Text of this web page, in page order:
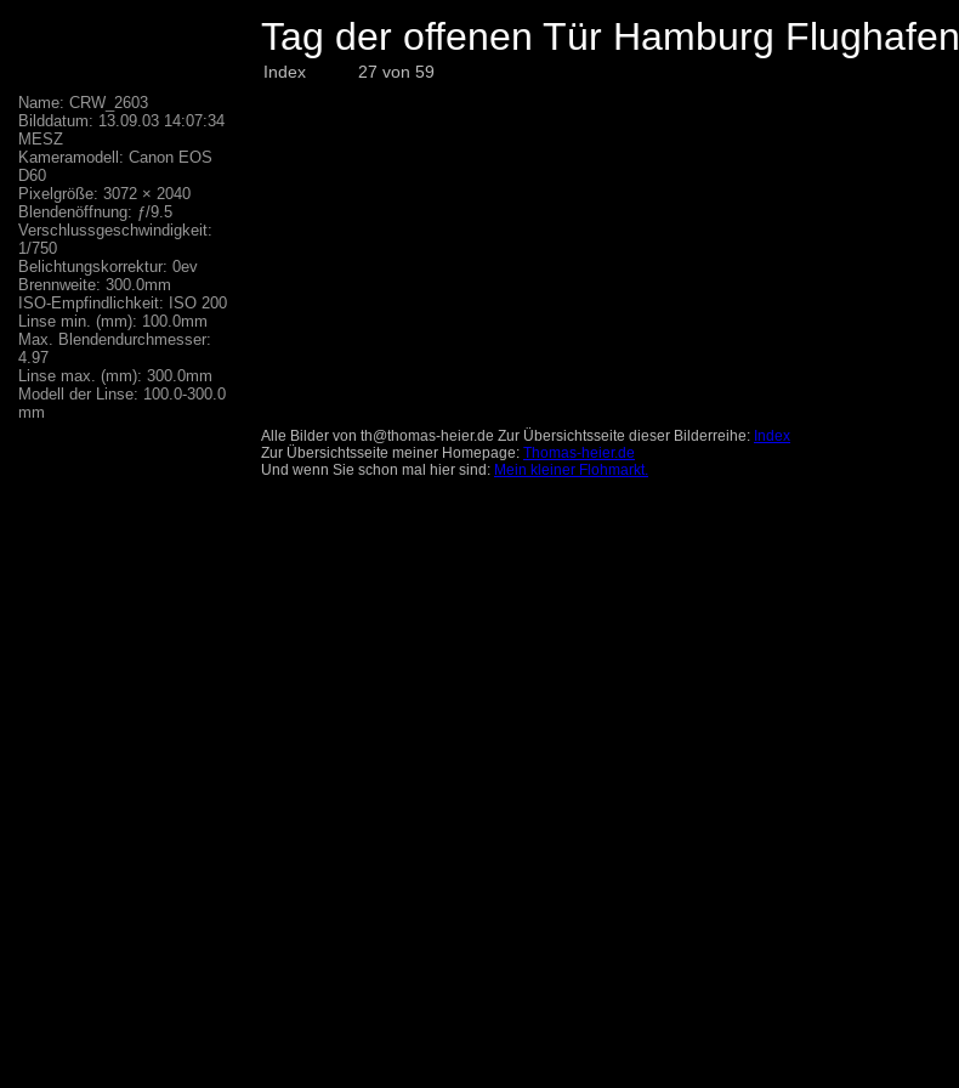
Tag der offenen Tür Hamburg Flughafen
Index 27 von 59
Name: CRW_2603
Bilddatum: 13.09.03 14:07:34
MESZ
Kameramodell: Canon EOS
D60
Pixelgröße: 3072 × 2040
Blendenöffnung: ƒ/9.5
Verschlussgeschwindigkeit:
1/750
Belichtungskorrektur: 0ev
Brennweite: 300.0mm
ISO-Empfindlichkeit: ISO 200
Linse min. (mm): 100.0mm
Max. Blendendurchmesser:
4.97
Linse max. (mm): 300.0mm
Modell der Linse: 100.0-300.0
mm
Alle Bilder von th@thomas-heier.de Zur Übersichtsseite dieser Bilderreihe: Index
Zur Übersichtsseite meiner Homepage: Thomas-heier.de
Und wenn Sie schon mal hier sind: Mein kleiner Flohmarkt.